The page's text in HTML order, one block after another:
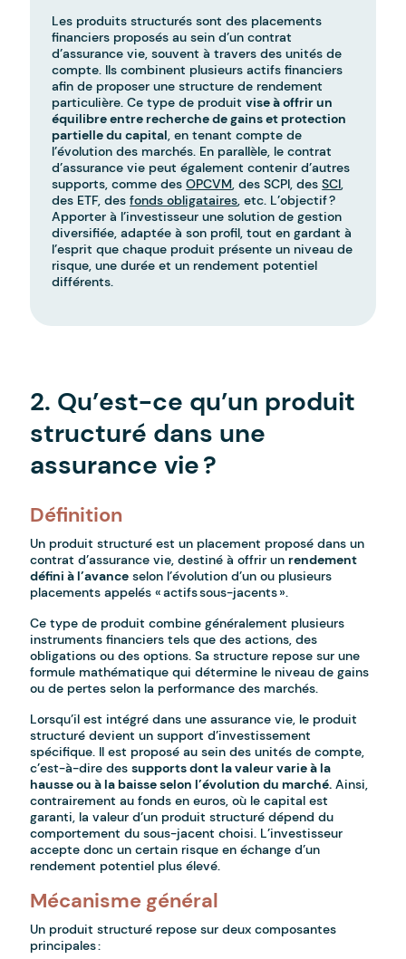
Les produits structurés sont des placements
financiers proposés au sein d’un contrat
d’assurance vie, souvent à travers des unités de
compte. Ils combinent plusieurs actifs financiers
afin de proposer une structure de rendement
particulière. Ce type de produitvise à offrir un
équilibre entre recherche de gains et protection
partielle du capital, en tenant compte de
l’évolution des marchés. En parallèle, le contrat
d’assurance vie peut également contenir d’autres
supports, comme desOPCVM, des SCPI, desSCI,
des ETF, desfonds obligataires, etc. L’objectif ?
Apporter à l’investisseur une solution de gestion
diversifiée, adaptée à son profil, tout en gardant à
l’esprit que chaque produit présente un niveau de
risque, une durée et un rendement potentiel
différents.
2. Qu’est-ce qu’un produit
structuré dans une
assurance vie ?
Définition
Un produit structuré est un placement proposé dans un
contrat d’assurance vie, destiné à offrir unrendement
défini à l’avance selon l’évolution d’un ou plusieurs
placements appelés « actifs sous-jacents ».
Ce type de produit combine généralement plusieurs
instruments financiers tels que des actions, des
obligations ou des options. Sa structure repose sur une
formule mathématique qui détermine le niveau de gains
ou de pertes selon la performance des marchés.
Lorsqu’il est intégré dans une assurance vie, le produit
structuré devient un support d’investissement
spécifique. Il est proposé au sein des unités de compte,
c’est-à-dire dessupports dont la valeur varie à la
hausse ou à la baisse selon l’évolution du marché. Ainsi,
contrairement au fonds en euros, où le capital est
garanti, la valeur d’un produit structuré dépend du
comportement du sous-jacent choisi. L’investisseur
accepte donc un certain risque en échange d’un
rendement potentiel plus élevé.
Mécanisme général
Un produit structuré repose sur deux composantes
principales :